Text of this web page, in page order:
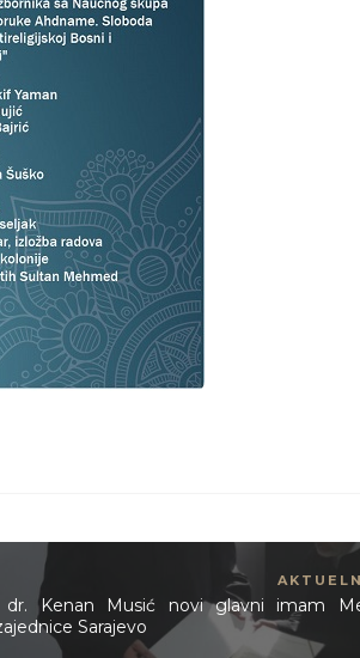
dr. Kenan Musić novi glavni imam
Sarajevo